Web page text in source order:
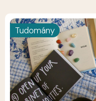
Tudomány